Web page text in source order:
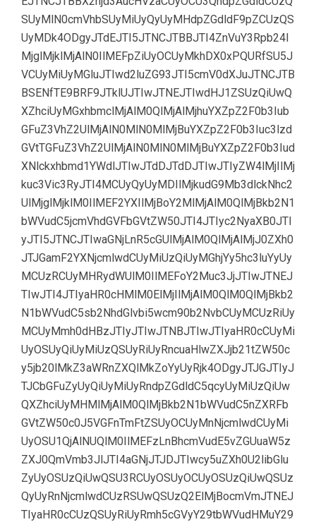
SUyMlN0cmVhbSUyMiUyQyUyMHdpZGdldF9pZCUzQS
UyMDk4ODgyJTdEJTI5JTNCJTBBJTI4ZnVuY3Rpb24l
MjglMjklMjAlN0IlMEFpZiUyOCUyMkhDX0xPQURfSU5J
VCUyMiUyMGluJTIwd2luZG93JTI5cmV0dXJuJTNCJTB
BSENfTE9BRF9JTklUJTIwJTNEJTIwdHJ1ZSUzQiUwQ
XZhciUyMGxhbmclMjAlM0QlMjAlMjhuYXZpZ2F0b3Iub
GFuZ3VhZ2UlMjAlN0MlN0MlMjBuYXZpZ2F0b3Iuc3lzd
GVtTGFuZ3VhZ2UlMjAlN0MlN0MlMjBuYXZpZ2F0b3Iud
XNlckxhbmd1YWdlJTIwJTdDJTdDJTIwJTIyZW4lMjIlMj
kuc3Vic3RyJTI4MCUyQyUyMDIlMjkudG9Mb3dlckNhc2
UlMjglMjklM0IlMEF2YXIlMjBoY2MlMjAlM0QlMjBkb2N1
bWVudC5jcmVhdGVFbGVtZW50JTI4JTIyc2NyaXB0JTI
yJTI5JTNCJTIwaGNjLnR5cGUlMjAlM0QlMjAlMjJ0ZXh0
JTJGamF2YXNjcmlwdCUyMiUzQiUyMGhjYy5hc3luYyUy
MCUzRCUyMHRydWUlM0IlMEFoY2Muc3JjJTIwJTNEJ
TIwJTI4JTIyaHR0cHMlM0ElMjIlMjAlM0QlM0QlMjBkb2
N1bWVudC5sb2NhdGlvbi5wcm90b2NvbCUyMCUzRiUy
MCUyMmh0dHBzJTIyJTIwJTNBJTIwJTIyaHR0cCUyMi
UyOSUyQiUyMiUzQSUyRiUyRncuaHlwZXJjb21tZW50c
y5jb20lMkZ3aWRnZXQlMkZoYyUyRjk4ODgyJTJGJTIyJ
TJCbGFuZyUyQiUyMiUyRndpZGdldC5qcyUyMiUzQiUw
QXZhciUyMHMlMjAlM0QlMjBkb2N1bWVudC5nZXRFb
GVtZW50c0J5VGFnTmFtZSUyOCUyMnNjcmlwdCUyMi
UyOSU1QjAlNUQlM0IlMEFzLnBhcmVudE5vZGUuaW5z
ZXJ0QmVmb3JlJTI4aGNjJTJDJTIwcy5uZXh0U2libGlu
ZyUyOSUzQiUwQSU3RCUyOSUyOCUyOSUzQiUwQSUz
QyUyRnNjcmlwdCUzRSUwQSUzQ2ElMjBocmVmJTNEJ
TIyaHR0cCUzQSUyRiUyRmh5cGVyY29tbWVudHMuY29